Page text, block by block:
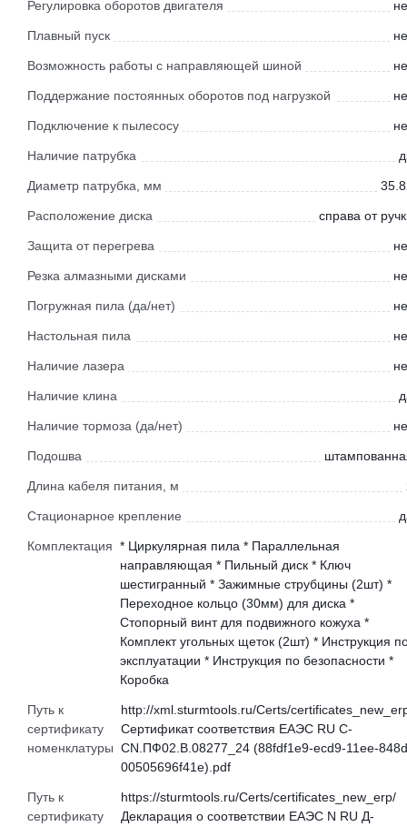
Регулировка оборотов двигателя
Плавный пуск
Возможность работы с направляющей шиной
Поддержание постоянных оборотов под нагрузкой
Подключение к пылесосу
Наличие патрубка
Диаметр патрубка, мм
Расположение диска справа от
Защита от перегрева
Резка алмазными дисками
Погружная пила (да/нет)
Настольная пила
Наличие лазера
Наличие клина
Наличие тормоза (да/нет)
Подошва
Длина кабеля питания, м
Стационарное крепление
Комплектация * Циркулярная пила * Параллельная
направляющая * Пильный диск * Ключ
шестигранный * Зажимные струбцины (2шт) *
Переходное кольцо (30мм) для диска *
Стопорный винт для подвижного кожуха *
Комплект угольных щеток (2шт) * Инструкция
эксплуатации * Инструкция по безопасности *
Коробка
Путь к
сертификату
номенклатуры
http://xml.sturmtools.ru/Certs/
Сертификат соответствия ЕАЭС RU С-
CN.ПФ02.В.08277_24 (88fdf1e9-ecd9-11ee-
00505696f41e).pdf
Путь к
сертификату
https://sturmtools.ru/Certs/certificates_new_erp/
Декларация о соответствии ЕАЭС N RU Д-